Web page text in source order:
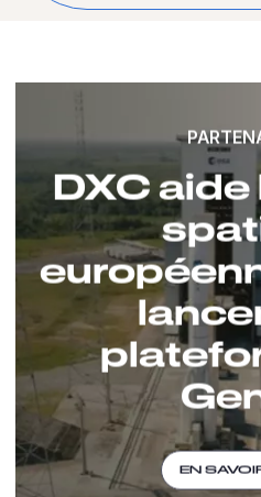
DXC aide
EN